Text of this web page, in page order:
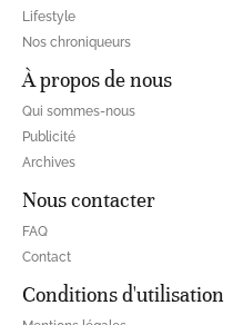
Lifestyle
Nos chroniqueurs
À propos de nous
Qui sommes-nous
Publicité
Archives
Nous contacter
FAQ
Contact
Conditions d'utilisation